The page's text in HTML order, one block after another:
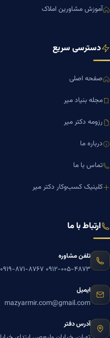
آموزش مشاورین املاک
دسترسی سریع
صفحه اصلی
مجله بنیاد میر
رزومه دکتر میر
درباره ما
تماس با ما
کلینیک کسب‌وکار دکتر میر
ارتباط با ما
تلفن مشاوره
۰۹۱۲-۰۰۵-۴۸۷۳ ۰۹۱۹-۸۷۱-۸۷۶۷
ایمیل
mazyarmir.com@gmail.com
آدرس دفتر